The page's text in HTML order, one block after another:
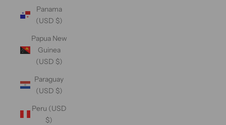
Panama
(USD $)
Papua New
Guinea
(USD $)
Paraguay
(USD $)
Peru (USD
$)